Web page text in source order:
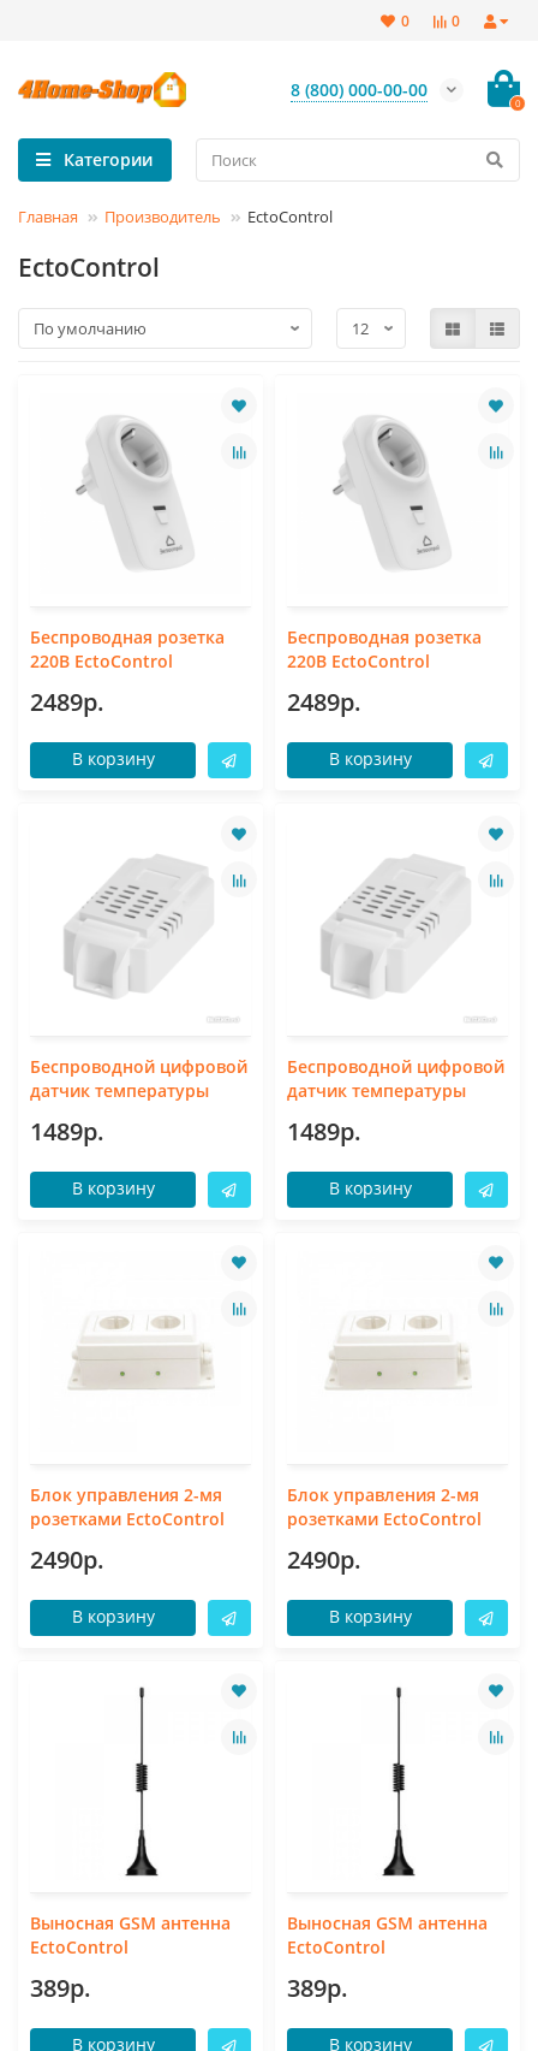
0
0
8 (800) 000-00-00
0
Категории
Главная Производитель EctoControl
EctoControl
Беспроводная розетка
220В EctoControl
2489р.
В корзину
Беспроводная розетка
220В EctoControl
2489р.
В корзину
Беспроводной цифровой
датчик температуры
1489р.
В корзину
Беспроводной цифровой
датчик температуры
1489р.
В корзину
Блок управления 2-мя
розетками EctoControl
2490р.
В корзину
Блок управления 2-мя
розетками EctoControl
2490р.
В корзину
Выносная GSM антенна
EctoControl
389р.
В корзину
Выносная GSM антенна
EctoControl
389р.
В корзину